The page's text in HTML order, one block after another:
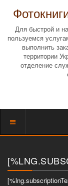
Для быстрой и
пользуемся
выполнить
территории
отделение
Показать